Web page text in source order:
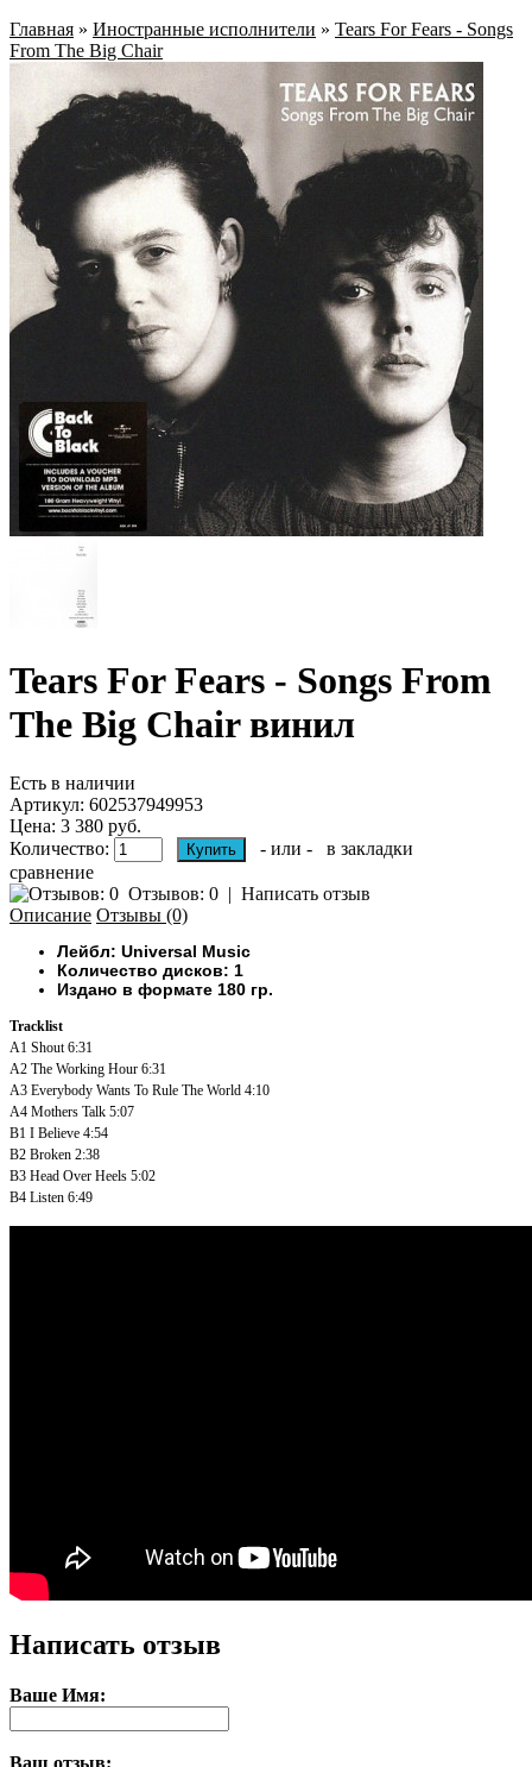
Главная » Иностранные исполнители » Tears For Fears - Songs
From The Big Chair
Tears For Fears - Songs From
The Big Chair винил
Есть в наличии
Артикул: 602537949953
Цена: 3 380 руб.
Количество:
- или -
в закладки
сравнение
Отзывов: 0 | Написать отзыв
Описание Отзывы (0)
Лейбл: Universal Music
Количество дисков: 1
Издано в формате 180 гр.
Tracklist
A1 Shout 6:31
A2 The Working Hour 6:31
A3 Everybody Wants To Rule The World 4:10
A4 Mothers Talk 5:07
B1 I Believe 4:54
B2 Broken 2:38
B3 Head Over Heels 5:02
B4 Listen 6:49
Написать отзыв
Ваше Имя:
Ваш отзыв: